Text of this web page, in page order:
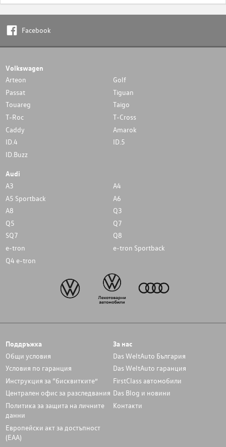
Facebook
Volkswagen
Arteon
Golf
Passat
Tiguan
Touareg
Taigo
T-Roc
T-Cross
Caddy
Amarok
ID.4
ID.5
ID.Buzz
Audi
A3
A4
A5 Sportback
A6
A8
Q3
Q5
Q7
SQ7
Q8
e-tron
e-tron Sportback
Q4 e-tron
Поддръжка
Общи условия
Условия по гаранция
Инструкция за “бисквитките”
Централен офис за разследвания
Политика за защита на личните
данни
Европейски акт за достъпност
(ЕАА)
За нас
Das WeltAuto България
Das WeltAuto гаранция
FirstClass автомобили
Das Blog и новини
Контакти